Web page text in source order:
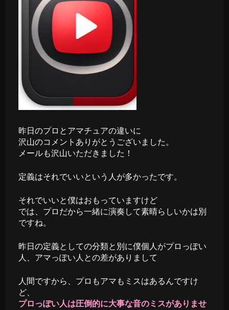
昨日のプロとアマチュアの違いに
沢山のコメントありがとうございました。
メールも沢山いただきました！
定義はそれでいいという人が多かったです。
それでいいと僕はおもっていますけど
では、プロだから一緒に演奏して素晴らしいかは別
ですね。
昨日の定義としての分類と別に僕個人がプロっぽい
人、アマっぽい人との差がありまして
人間ですから、プロもアマもミスはあるんですけ
ど、
プロっぽい人は圧倒的に大事な音のミスがありませ